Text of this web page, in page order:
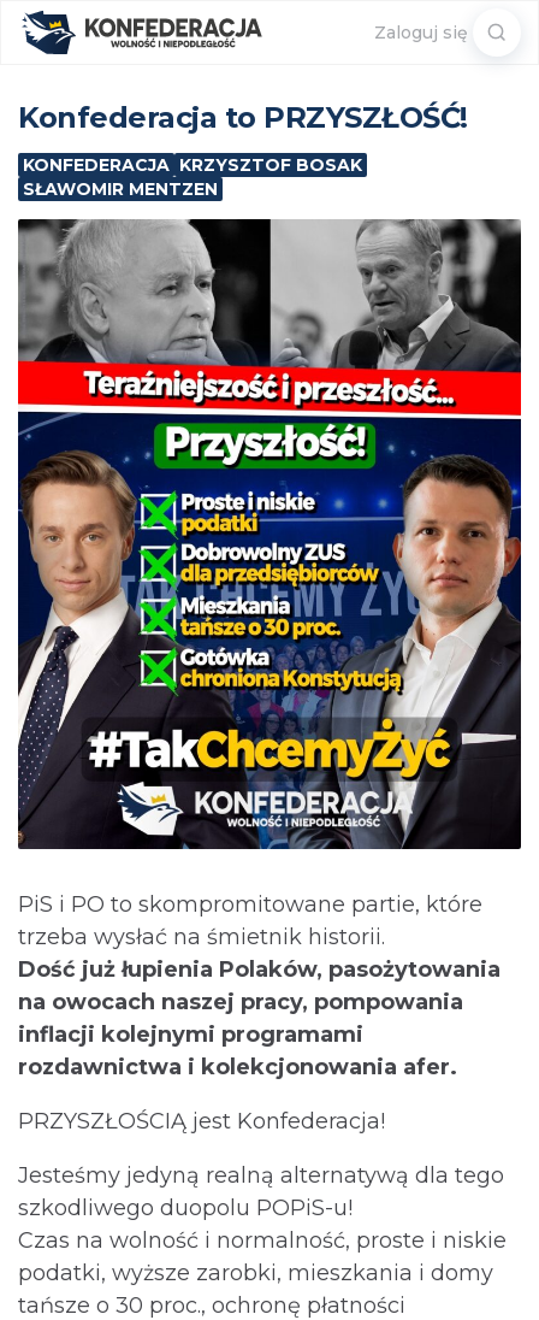
Zaloguj się
Konfederacja to PRZYSZŁOŚĆ!
KONFEDERACJA KRZYSZTOF BOSAK
SŁAWOMIR MENTZEN
PiS i PO to skompromitowane partie, które
trzeba wysłać na śmietnik historii.
Dość już łupienia Polaków, pasożytowania
na owocach naszej pracy, pompowania
inflacji kolejnymi programami
rozdawnictwa i kolekcjonowania afer.
PRZYSZŁOŚCIĄ jest Konfederacja!
Jesteśmy jedyną realną alternatywą dla tego
szkodliwego duopolu POPiS-u!
Czas na wolność i normalność, proste i niskie
podatki, wyższe zarobki, mieszkania i domy
tańsze o 30 proc., ochronę płatności